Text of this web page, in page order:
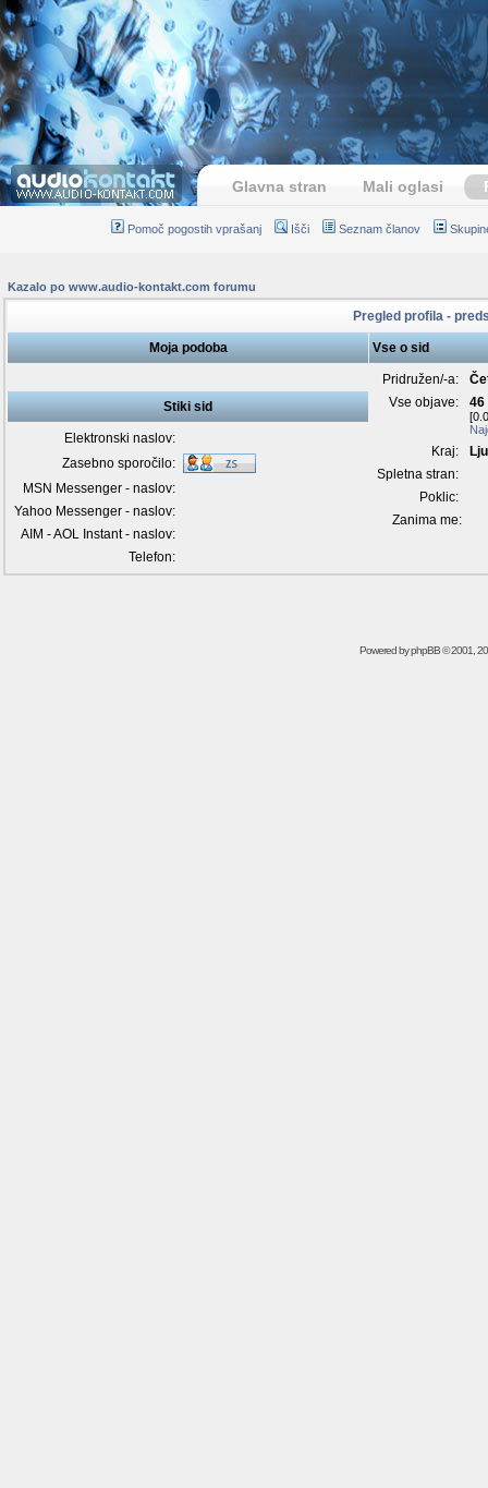
Glavna stran Mali oglasi
Pomoč pogostih vprašanj Išči Seznam članov
Kazalo po www.audio-kontakt.com forumu
Pregled profila -
Moja podoba Vse o sid
Pridružen/-a:
Vse objave:
46
Kraj:
Spletna stran:
Poklic:
Zanima me:
Stiki sid
Elektronski naslov:
Zasebno sporočilo:
MSN Messenger - naslov:
Yahoo Messenger - naslov:
AIM - AOL Instant - naslov:
Telefon:
Powered byphpBB© 2001,